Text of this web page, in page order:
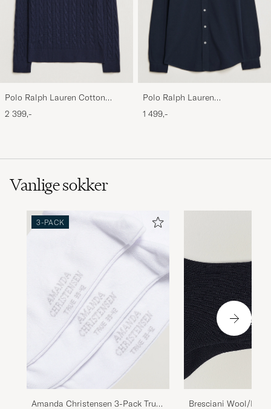
Polo Ralph Lauren Cotton
Cable Pullover Hunter Navy
2 399,-
Polo Ralph Lauren
Featherweight Mesh Shirt
Aviator Navy
1 499,-
Vanlige sokker
3-PACK
Amanda Christensen 3-Pack True
Bresciani Wool/